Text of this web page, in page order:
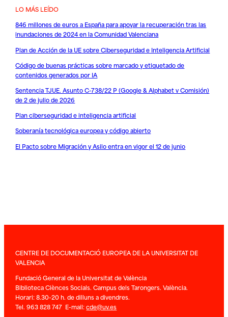
LO MÁS LEÍDO
846 millones de euros a España para apoyar la recuperación tras las
inundaciones de 2024 en la Comunidad Valenciana
Plan de Acción de la UE sobre Ciberseguridad e Inteligencia Artificial
Código de buenas prácticas sobre marcado y etiquetado de
contenidos generados por IA
Sentencia TJUE. Asunto C-738/22 P (Google & Alphabet v Comisión)
de 2 de julio de 2026
Plan ciberseguridad e inteligencia artificial
Soberanía tecnológica europea y código abierto
El Pacto sobre Migración y Asilo entra en vigor el 12 de junio
CENTRE DE DOCUMENTACIÓ EUROPEA DE LA UNIVERSITAT DE
VALENCIA
Fundació General de la Universitat de València
Biblioteca Ciènces Socials. Campus dels Tarongers. València.
Horari: 8.30-20 h. de dilluns a divendres.
Tel. 963 828 747 E-mail:cde@uv.es